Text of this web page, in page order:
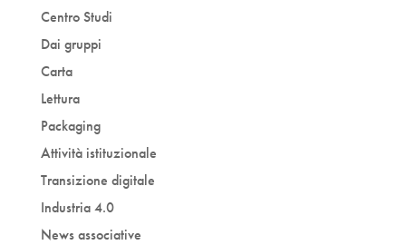
Centro Studi
Dai gruppi
Carta
Lettura
Packaging
Attività istituzionale
Transizione digitale
Industria 4.0
News associative